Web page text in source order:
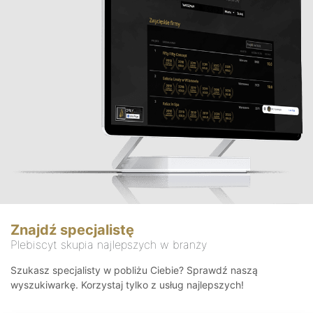
Znajdź specjalistę
Plebiscyt skupia najlepszych w branży
Szukasz specjalisty w pobliżu Ciebie? Sprawdź naszą
wyszukiwarkę. Korzystaj tylko z usług najlepszych!